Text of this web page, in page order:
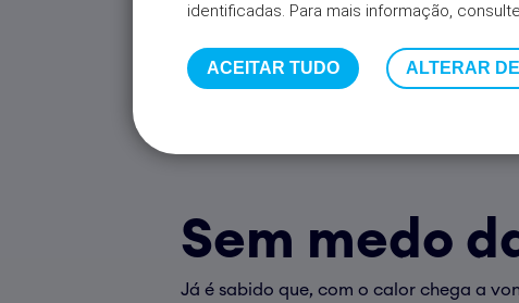
identificadas. Para mais informação,
ACEITAR TUDO ALTERAR
Sem medo
Já é sabido que, com o calor chega a